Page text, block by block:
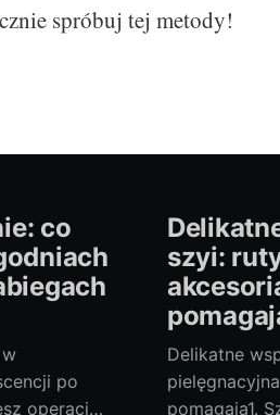
spróbuj tej metody!
co
po
operację
szyi:
Delikatne
pomagają1.